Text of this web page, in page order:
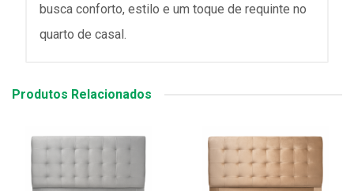
busca conforto, estilo e um toque de requinte no
quarto de casal.
Produtos Relacionados